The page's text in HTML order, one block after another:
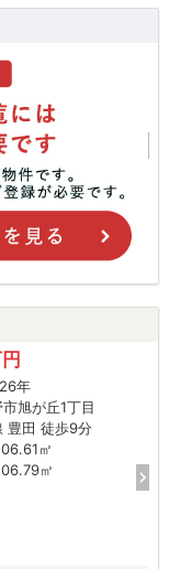
年
旭が丘1丁目
豊田 徒歩9分
㎡
㎡